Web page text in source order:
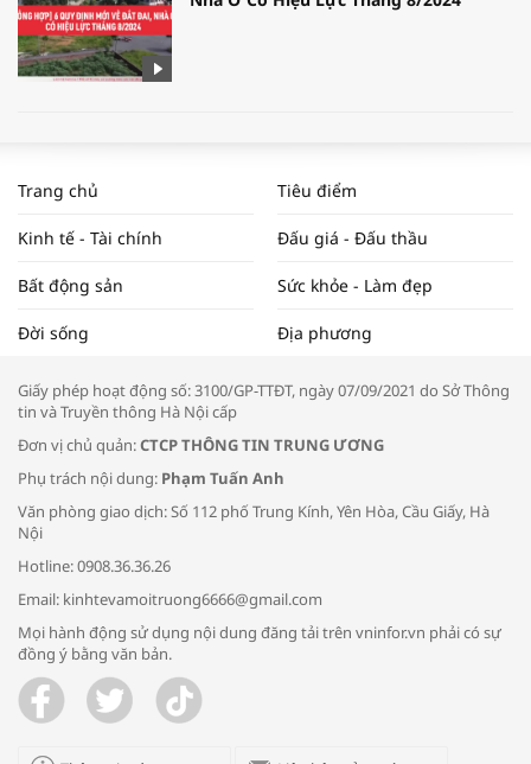
NAM NĂM 2024 VÀ NĂM 2025 | NHỊP
ĐẬP THỊ TRƯỜNG #62
Tọa đàm “Xúc tiến thương mại: Khơi
Bác sĩ tư vấn cách phòng tránh bệnh
đường hô hấp trong thời tiết giao mùa
Trao yêu thương cho em
Trang chủ Tiêu điểm
Kinh tế - Tài chính Đấu giá - Đấu thầu
Bất động sản Sức khỏe - Làm đẹp
Đời sống Địa phương
Giấy phép hoạt động số: 3100/GP-TTĐT, ngày 07/09/2021 do Sở Thông
tin và Truyền thông Hà Nội cấp
Đơn vị chủ quản:CTCP THÔNG TIN TRUNG ƯƠNG
Phụ trách nội dung: Phạm Tuấn Anh
Văn phòng giao dịch: Số 112 phố Trung Kính, Yên Hòa, Cầu Giấy, Hà
Nội
Hotline: 0908.36.36.26
Email: kinhtevamoitruong6666@gmail.com
Mọi hành động sử dụng nội dung đăng tải trên vninfor.vn phải có sự
đồng ý bằng văn bản.